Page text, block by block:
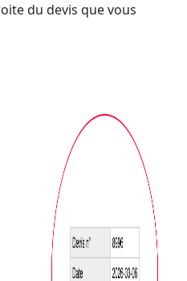
du devis que vous